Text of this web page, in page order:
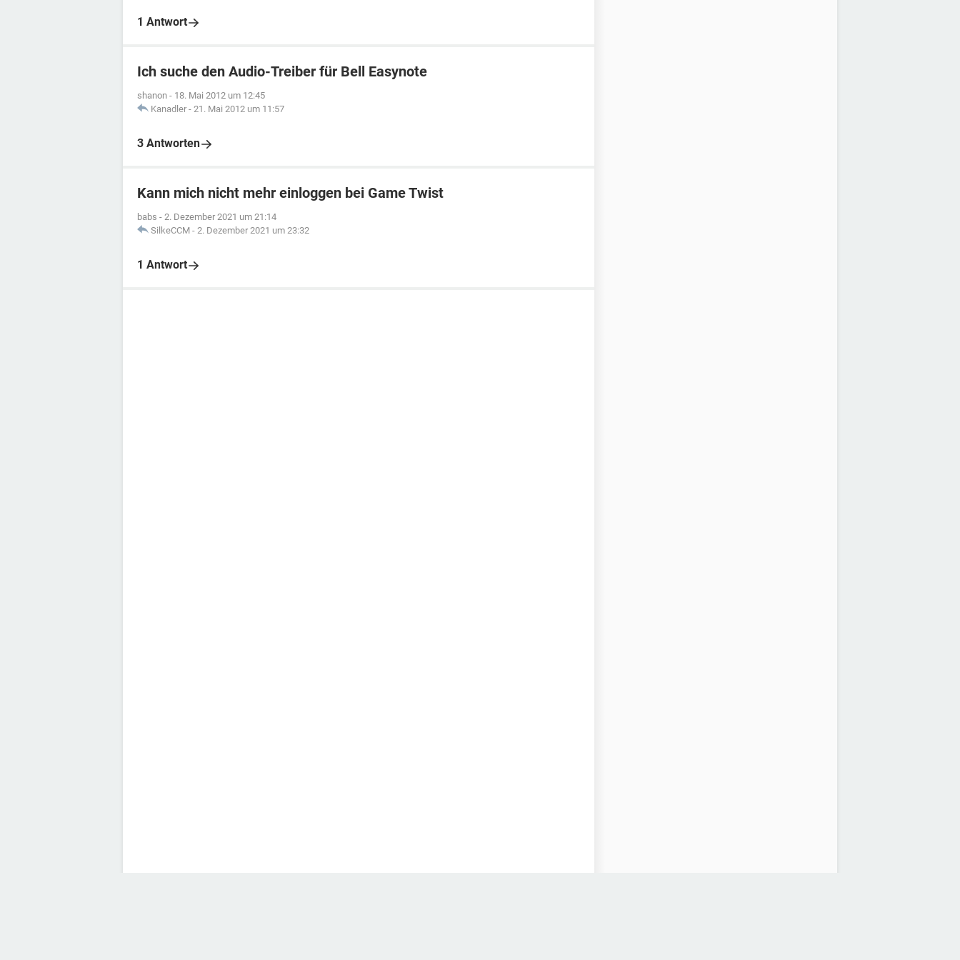
1 Antwort
Ich suche den Audio-Treiber für Bell Easynote
shanon - 18. Mai 2012 um 12:45
Kanadler - 21. Mai 2012 um 11:57
3 Antworten
Kann mich nicht mehr einloggen bei Game Twist
babs - 2. Dezember 2021 um 21:14
SilkeCCM - 2. Dezember 2021 um 23:32
1 Antwort